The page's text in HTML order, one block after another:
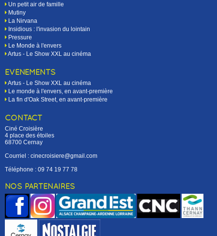
Un petit air de famille
Mutiny
La Nirvana
Insidious : l'invasion du lointain
Pressure
Le Monde à l'envers
Artus - Le Show XXL au cinéma
EVÉNEMENTS
Artus - Le Show XXL au cinéma
Le monde à l'envers, en avant-première
La fin d'Oak Street, en avant-première
CONTACT
Ciné Croisière
4 place des étoiles
68700 Cernay
Courriel : cinecroisiere@gmail.com
Téléphone : 09 74 19 77 78
NOS PARTENAIRES